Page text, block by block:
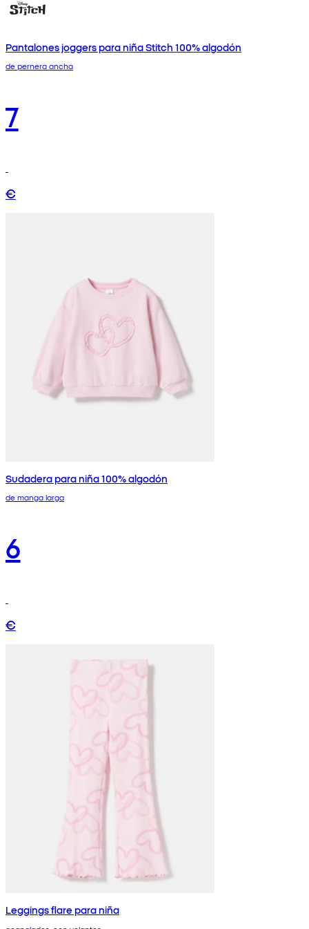
Pantalones joggers para niña Stitch 100% algodón
de pernera ancha
7
€
Sudadera para niña 100% algodón
de manga larga
6
€
Leggings flare para niña